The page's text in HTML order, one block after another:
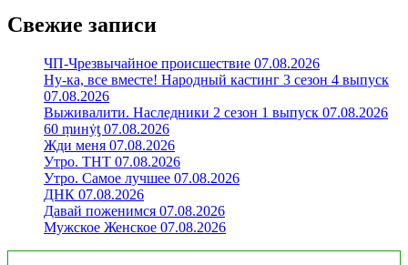
Свежие записи
ЧП-Чрезвычайное происшествие 07.08.2026
Ну-ка, все вместе! Народный кастинг 3 сезон 4 выпуск
07.08.2026
Выживалити. Наследники 2 сезон 1 выпуск 07.08.2026
60 ṃинẏƫ 07.08.2026
Жди меня 07.08.2026
Утро. ТНТ 07.08.2026
Утро. Самое лучшее 07.08.2026
ДНК 07.08.2026
Давай поженимся 07.08.2026
Мужское Женское 07.08.2026